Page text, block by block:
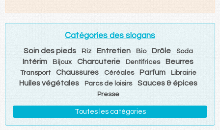
Catégories des slogans
Soin des pieds Riz Entretien Bio Drôle Soda
Intérim Bijoux Charcuterie Dentifrices Beurres
Transport Chaussures Céréales Parfum Librairie
Huiles végétales Parcs de loisirs Sauces & épices
Presse
Toutes les catégories